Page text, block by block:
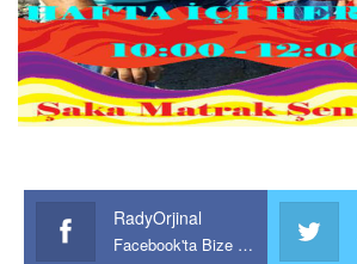
RadyOrjinal
Facebook'ta Bize Katılın